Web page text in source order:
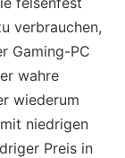
verbrauchen,
Gaming-PC
wahre
wiederum
niedrigen
Preis in